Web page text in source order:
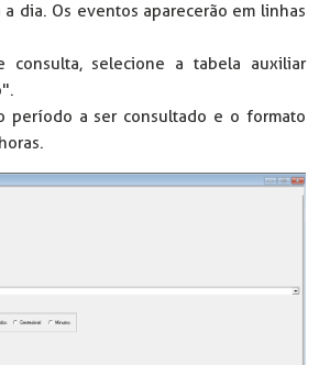
dia. Os eventos aparecerão em linhas
consulta, selecione a tabela auxiliar
período a ser consultado e o formato